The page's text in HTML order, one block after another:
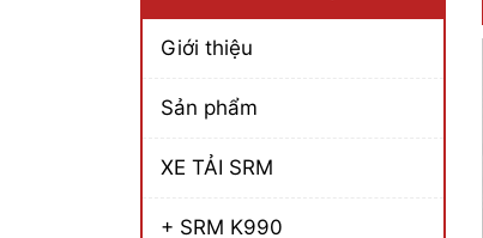
Giới thiệu
Sản phẩm
XE TẢI SRM
+ SRM K990